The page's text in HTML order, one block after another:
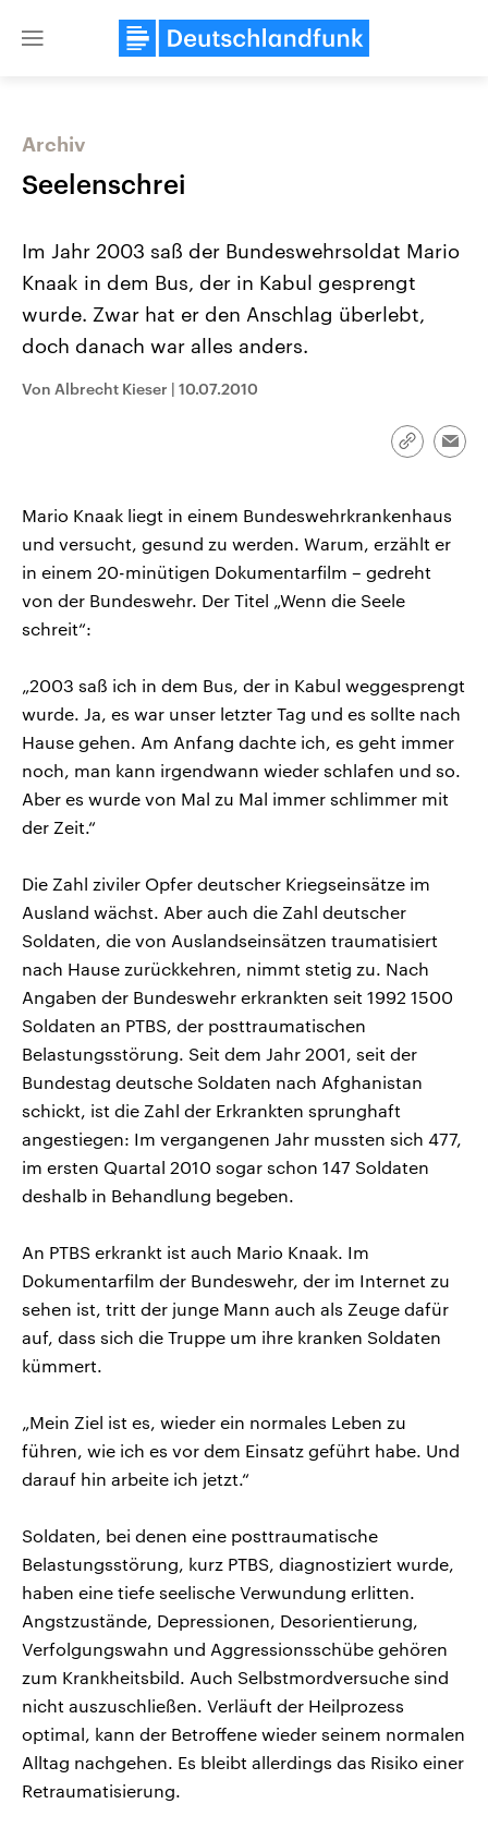
Close
Landtagswahl Sachsen-Anhalt
2026
Umfragen, Prognosen,
Wahlprogramme, aktuelle Berichte
und Hintergründe zu den Parteien
und Kandidaten der anstehenden
Wirtschaftlich und
gehören die Vereinigten
Sendungen Programm Podcasts
Audio-Archiv
Archiv
Seelenschrei
Im Jahr 2003 saß der Bundeswehrsoldat Mario
Knaak in dem Bus, der in Kabul gesprengt
wurde. Zwar hat er den Anschlag überlebt,
doch danach war alles anders.
Von Albrecht Kieser | 10.07.2010
Link
Mario Knaak liegt in einem Bundeswehrkrankenhaus
und versucht, gesund zu werden. Warum, erzählt er
in einem 20-minütigen Dokumentarfilm – gedreht
von der Bundeswehr. Der Titel „Wenn die Seele
schreit“:
„2003 saß ich in dem Bus, der in Kabul weggesprengt
wurde. Ja, es war unser letzter Tag und es sollte nach
Hause gehen. Am Anfang dachte ich, es geht immer
noch, man kann irgendwann wieder schlafen und so.
Aber es wurde von Mal zu Mal immer schlimmer mit
der Zeit.“
Die Zahl ziviler Opfer deutscher Kriegseinsätze im
Ausland wächst. Aber auch die Zahl deutscher
Soldaten, die von Auslandseinsätzen traumatisiert
nach Hause zurückkehren, nimmt stetig zu. Nach
Angaben der Bundeswehr erkrankten seit 1992 1500
Soldaten an PTBS, der posttraumatischen
Belastungsstörung. Seit dem Jahr 2001, seit der
Bundestag deutsche Soldaten nach Afghanistan
schickt, ist die Zahl der Erkrankten sprunghaft
angestiegen: Im vergangenen Jahr mussten sich 477,
im ersten Quartal 2010 sogar schon 147 Soldaten
deshalb in Behandlung begeben.
An PTBS erkrankt ist auch Mario Knaak. Im
Dokumentarfilm der Bundeswehr, der im Internet zu
sehen ist, tritt der junge Mann auch als Zeuge dafür
auf, dass sich die Truppe um ihre kranken Soldaten
kümmert.
„Mein Ziel ist es, wieder ein normales Leben zu
führen, wie ich es vor dem Einsatz geführt habe. Und
darauf hin arbeite ich jetzt.“
Soldaten, bei denen eine posttraumatische
Belastungsstörung, kurz PTBS, diagnostiziert wurde,
haben eine tiefe seelische Verwundung erlitten.
Angstzustände, Depressionen, Desorientierung,
Verfolgungswahn und Aggressionsschübe gehören
zum Krankheitsbild. Auch Selbstmordversuche sind
nicht auszuschließen. Verläuft der Heilprozess
optimal, kann der Betroffene wieder seinem normalen
Alltag nachgehen. Es bleibt allerdings das Risiko einer
Retraumatisierung.